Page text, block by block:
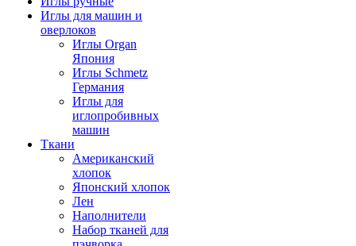
Иглы для машин и
оверлоков
Иглы Organ
Япония
Иглы Schmetz
Германия
Иглы для
иглопробивных
машин
Ткани
Американский
хлопок
Японский хлопок
Лен
Наполнители
Набор тканей для